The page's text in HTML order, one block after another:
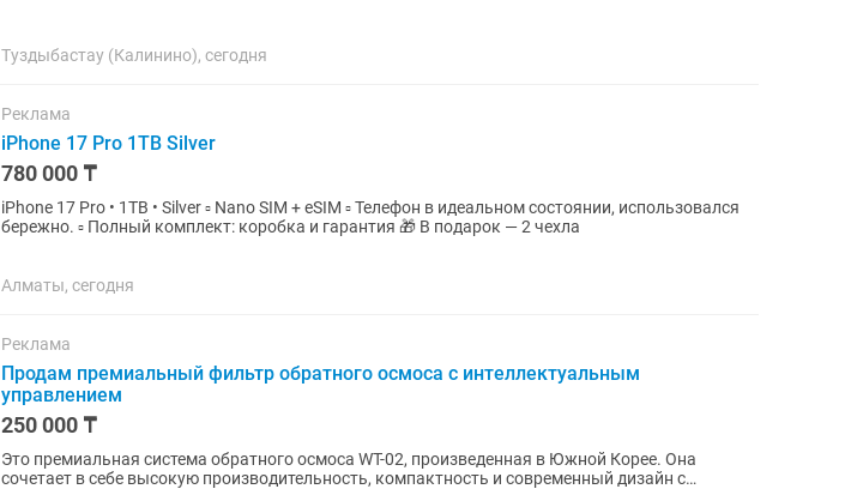
Туздыбастау (Калинино), сегодня
Реклама
iPhone 17 Pro 1TB Silver
780 000 ₸
iPhone 17 Pro • 1TB • Silver ▫️ Nano SIM + eSIM ▫️ Телефон в идеальном состоянии, использовался
бережно. ▫️ Полный комплект: коробка и гарантия 🎁 В подарок — 2 чехла
Алматы, сегодня
Реклама
Продам премиальный фильтр обратного осмоса с интеллектуальным
управлением
250 000 ₸
Это премиальная система обратного осмоса WT-02, произведенная в Южной Корее. Она
сочетает в себе высокую производительность, компактность и современный дизайн с